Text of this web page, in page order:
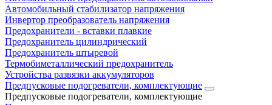
Автомобильный стабилизатор напряжения
Инвертор преобразователь напряжения
Предохранители - вставки плавкие
Предохранитель цилиндрический
Предохранитель штыревой
Термобиметаллический предохранитель
Устройства развязки аккумуляторов
Предпусковые подогреватели, комплектующие
Предпусковые подогреватели, комплектующие